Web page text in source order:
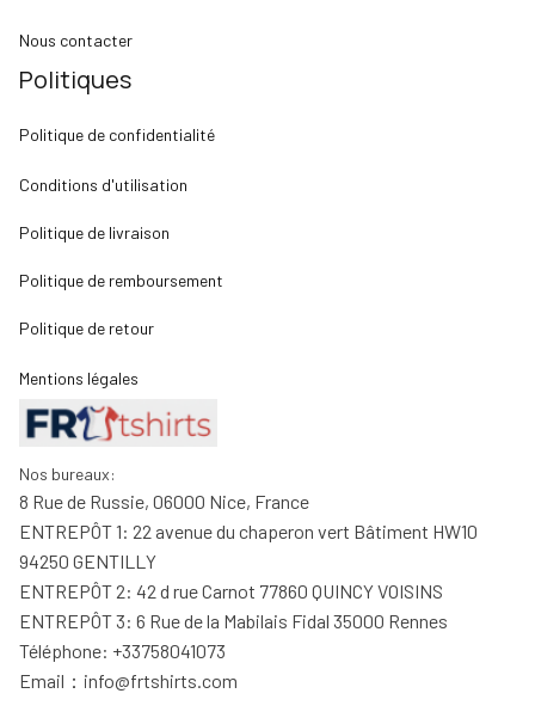
Nous contacter
Politiques
Politique de confidentialité
Conditions d'utilisation
Politique de livraison
Politique de remboursement
Politique de retour
Mentions légales
Nos bureaux:
8 Rue de Russie, 06000 Nice, France
ENTREPÔT 1: 22 avenue du chaperon vert Bâtiment HW10
94250 GENTILLY
ENTREPÔT 2: 42 d rue Carnot 77860 QUINCY VOISINS
ENTREPÔT 3: 6 Rue de la Mabilais Fidal 35000 Rennes
Téléphone: +33758041073
Email： info@frtshirts.com